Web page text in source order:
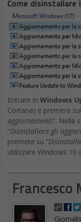
Come disinstallare
Entrare in Windows
Cortana) e premere
aggiornamenti”. Nella
“Disinstallare gli
premete su “Disinstalla
utilizzare Windows 10
Francesco